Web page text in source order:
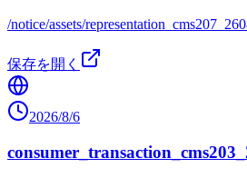
/notice/assets/
保存を開く
2026/8/6